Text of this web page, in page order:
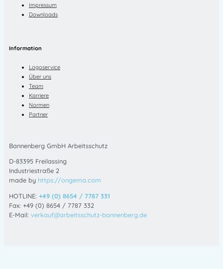
Impressum
Downloads
Information
Logoservice
Über uns
Team
Karriere
Normen
Partner
Bannenberg GmbH Arbeitsschutz
D-83395 Freilassing
Industriestraße 2
made by https://ongema.com
HOTLINE: +49 (0) 8654 / 7787 331
Fax: +49 (0) 8654 / 7787 332
E-Mail: verkauf@arbeitsschutz-bannenberg.de